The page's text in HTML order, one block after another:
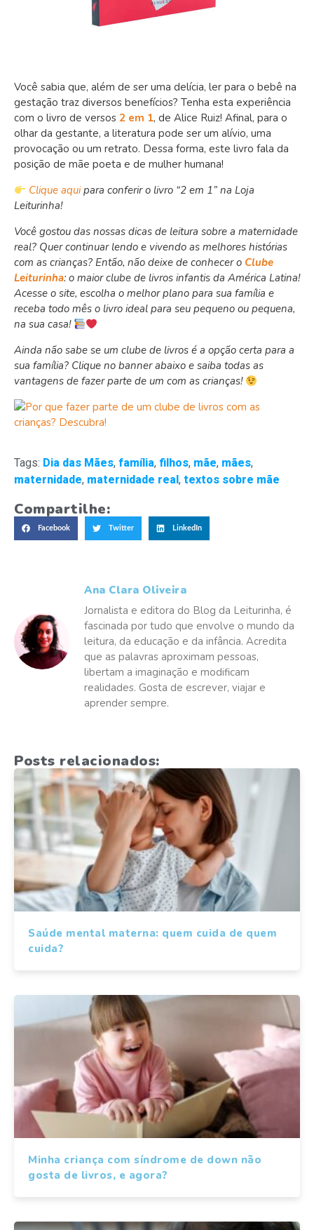
Você sabia que, além de ser uma delícia, ler para o bebê na
gestação traz diversos benefícios? Tenha esta experiência
com o livro de versos 2 em 1, de Alice Ruiz! Afinal, para o
olhar da gestante, a literatura pode ser um alívio, uma
provocação ou um retrato. Dessa forma, este livro fala da
posição de mãe poeta e de mulher humana!
Clique aquipara conferir o livro “2 em 1” na Loja
Leiturinha!
Você gostou das nossas dicas de leitura sobre a maternidade
real? Quer continuar lendo e vivendo as melhores histórias
com as crianças? Então, não deixe de conhecer o Clube
Leiturinha: o maior clube de livros infantis da América Latina!
Acesse o site, escolha o melhor plano para sua família e
receba todo mês o livro ideal para seu pequeno ou pequena,
na sua casa!
Ainda não sabe se um clube de livros é a opção certa para a
sua família? Clique no banner abaixo e saiba todas as
vantagens de fazer parte de um com as crianças!
Tags: Dia das Mães, família, filhos, mãe, mães,
maternidade, maternidade real, textos sobre mãe
Compartilhe:
Facebook Twitter LinkedIn
Ana Clara Oliveira
Jornalista e editora do Blog da Leiturinha, é
fascinada por tudo que envolve o mundo da
leitura, da educação e da infância. Acredita
que as palavras aproximam pessoas,
libertam a imaginação e modificam
realidades. Gosta de escrever, viajar e
aprender sempre.
Posts relacionados:
Saúde mental materna: quem cuida de quem
cuida?
Minha criança com síndrome de down não
gosta de livros, e agora?